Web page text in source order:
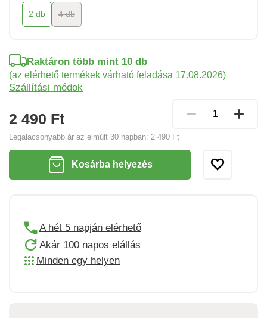
2 db 4 db
2 490 Ft
Legalacsonyabb ár az elmúlt 30 napban: 2 490 Ft
Raktáron több mint 10 db
(az elérhető termékek várható feladása 17.08.2026)
Szállítási módok
Kosárba helyezés
A hét 5 napján elérhető
Akár 100 napos elállás
Minden egy helyen